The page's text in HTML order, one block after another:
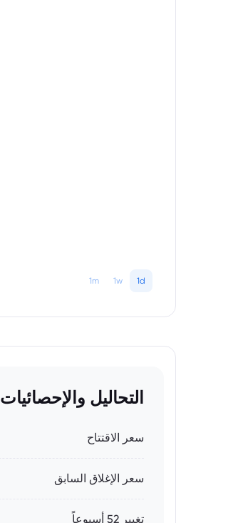
1d
1w
1m
التحاليل والإحصائيات
سعر الاقتتاح
سعر الإغلاق السابق
تغيير 52 أسبوعاً